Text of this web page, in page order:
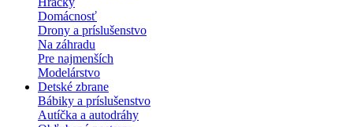
Domácnosť
Drony a príslušenstvo
Na záhradu
Pre najmenších
Modelárstvo
Detské zbrane
Bábiky a príslušenstvo
Autíčka a autodráhy